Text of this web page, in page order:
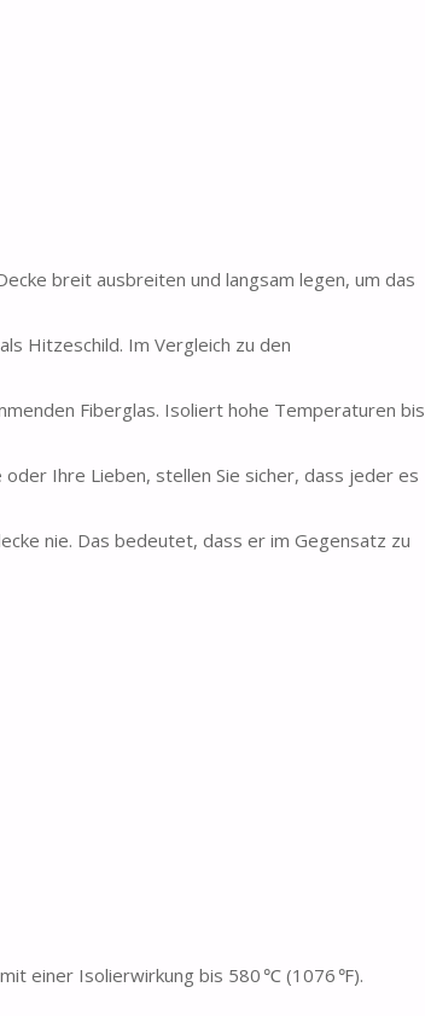
breit ausbreiten und langsam legen, um das
Hitzeschild. Im Vergleich zu den
Fiberglas. Isoliert hohe Temperaturen bis
Ihre Lieben, stellen Sie sicher, dass jeder es
nie. Das bedeutet, dass er im Gegensatz zu
einer Isolierwirkung bis 580 ℃ (1076 ℉).